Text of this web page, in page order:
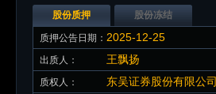
股份质押 股份冻结
质押公告日期： 2025-12-25
出质人： 王飘扬
质权人： 东吴证券股份有限公司